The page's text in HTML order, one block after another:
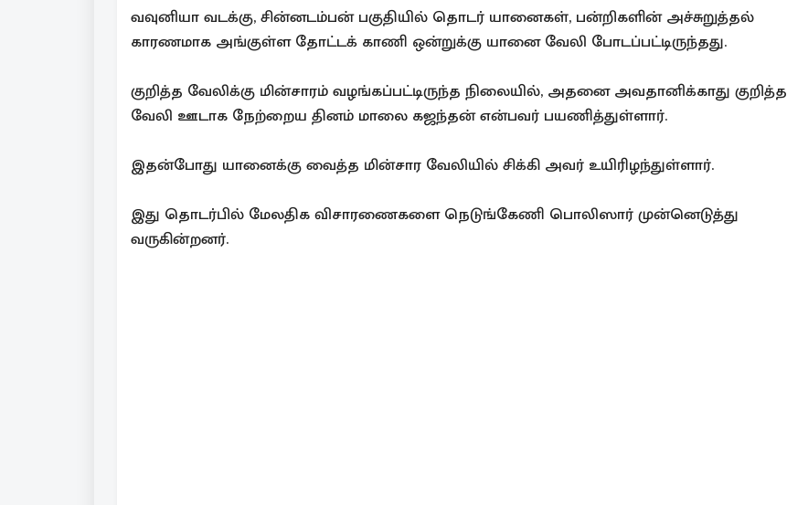
வவுனியா வடக்கு, சின்னடம்பன் பகுதியில் தொடர் யானைகள், பன்றிகளின் அச்சுறுத்தல்
காரணமாக அங்குள்ள தோட்டக் காணி ஒன்றுக்கு யானை வேலி போடப்பட்டிருந்தது.
குறித்த வேலிக்கு மின்சாரம் வழங்கப்பட்டிருந்த நிலையில், அதனை அவதானிக்காது குறித்த
வேலி ஊடாக நேற்றைய தினம் மாலை கஜந்தன் என்பவர் பயணித்துள்ளார்.
இதன்போது யானைக்கு வைத்த மின்சார வேலியில் சிக்கி அவர் உயிரிழந்துள்ளார்.
இது தொடர்பில் மேலதிக விசாரணைகளை நெடுங்கேணி பொலிஸார் முன்னெடுத்து
வருகின்றனர்.